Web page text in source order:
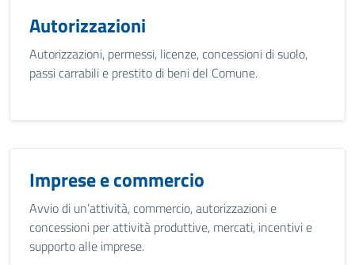
Autorizzazioni
Autorizzazioni, permessi, licenze, concessioni di suolo,
passi carrabili e prestito di beni del Comune.
Imprese e commercio
Avvio di un’attività, commercio, autorizzazioni e
concessioni per attività produttive, mercati, incentivi e
supporto alle imprese.